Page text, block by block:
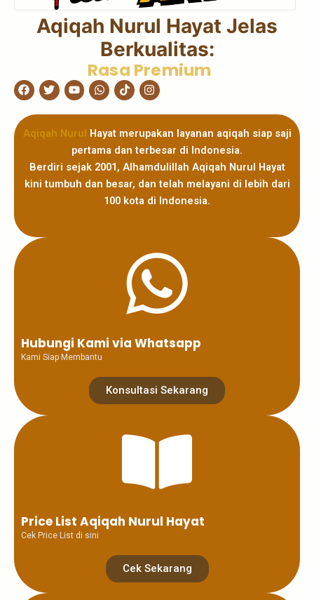
Aqiqah Nurul Hayat Jelas
Berkualitas:
Rasa Premium
Facebook
TwitterYoutubeWhatsapp
TiktokInstagram
Aqiqah Nurul Hayat merupakan layanan aqiqah siap saji
pertama dan terbesar di Indonesia.
Berdiri sejak 2001, Alhamdulillah Aqiqah Nurul Hayat
kini tumbuh dan besar, dan telah melayani di lebih dari
100 kota di Indonesia.
Hubungi Kami via Whatsapp
Kami Siap Membantu
Konsultasi Sekarang
Price List Aqiqah Nurul Hayat
Cek Price List di sini
Cek Sekarang